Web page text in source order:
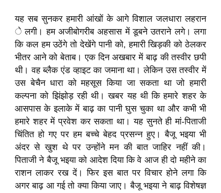
यह सब सुनकर हमारी आंखों के आगे विशाल जलधारा लहरान
े लगी। हम अजीबोगरीब अहसास में डूबने उतराने लगे। लगा
कि कल हम उठेंगे तो देखेंगे पानी को, हमारी खिड़की को ठेलकर
भीतर आने को बेताब। एक दिन अखबार में बाढ़ की तस्वीर छपी
थी। वह ब्लैक एंड व्हाइट का जमाना था। लेकिन उस तस्वीर में
उस बेचैन धारा को महसूस किया जा सकता था जो हमारी
कल्पना को झिंझोड़ रही थी। खबर यह थी कि हमारे शहर के
आसपास के इलाके में बाढ़ का पानी घुस चुका था और कभी भी
हमारे शहर में प्रवेश कर सकता था। यह सुनते ही मां-पिताजी
चिंतित हो गए पर हम बच्चे बेहद प्रसन्न हुए। बैजू भइया भी
अंदर से खुश थे पर उन्होंने मन की बात जाहिर नहीं की।
पिताजी ने बैजू भइया को आदेश दिया कि वे आज ही दो महीने का
राशन लाकर रख दें। फिर इस बात पर विचार होने लगा कि
अगर बाढ़ आ गई तो क्या किया जाए। बैजू भइया ने बाढ़ विशेषज्ञ